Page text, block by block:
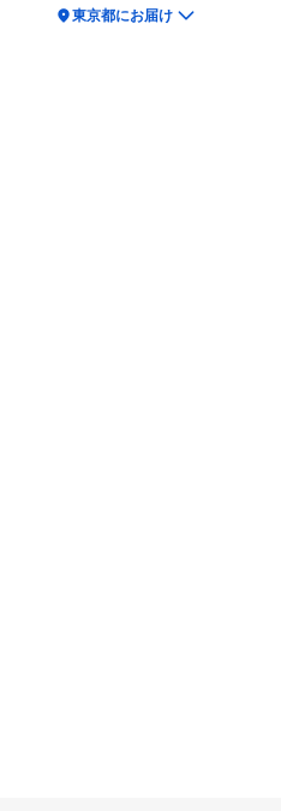
location_on東京都にお届け